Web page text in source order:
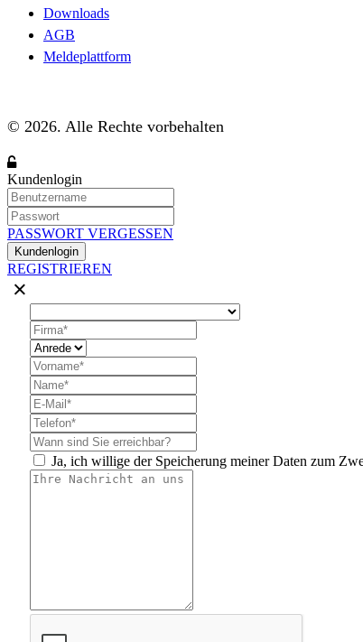
Downloads
AGB
Meldeplattform
© 2026. Alle Rechte vorbehalten
Kundenlogin
PASSWORT VERGESSEN
Kundenlogin
REGISTRIEREN
×
Ja, ich willige der Speicherung meiner Daten zum